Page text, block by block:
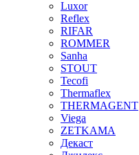
Luxor
Reflex
RIFAR
ROMMER
Sanha
STOUT
Tecofi
Thermaflex
THERMAGENT
Viega
ZETKAMA
Декаст